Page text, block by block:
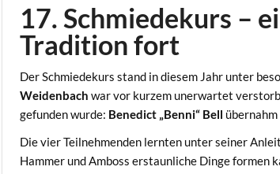
17. Schmiedekurs –
Tradition fort
Der Schmiedekurs stand in diesem Jahr unter
Weidenbach war vor kurzem unerwartet
gefunden wurde: Benedict „Benni“ Bell
Die vier Teilnehmenden lernten unter seiner
Hammer und Amboss erstaunliche Dinge formen